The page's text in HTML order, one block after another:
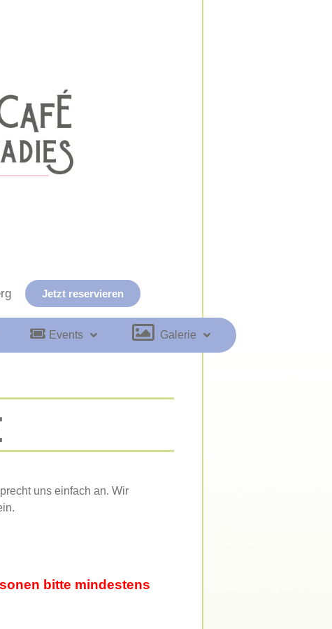
Jetzt reservieren
Events Galerie
uns einfach an. Wir
bitte mindestens